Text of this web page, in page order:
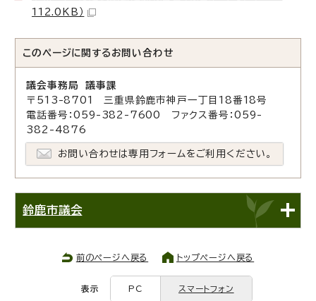
112.0KB）
このページに関する お問い合わせ
議会事務局 議事課
〒513-8701 三重県鈴鹿市神戸一丁目18番18号
電話番号：059-382-7600 ファクス番号：059-
382-4876
お問い合わせは専用フォームをご利用ください。
鈴鹿市議会
前のページへ戻る トップページへ戻る
表示 PC スマートフォン